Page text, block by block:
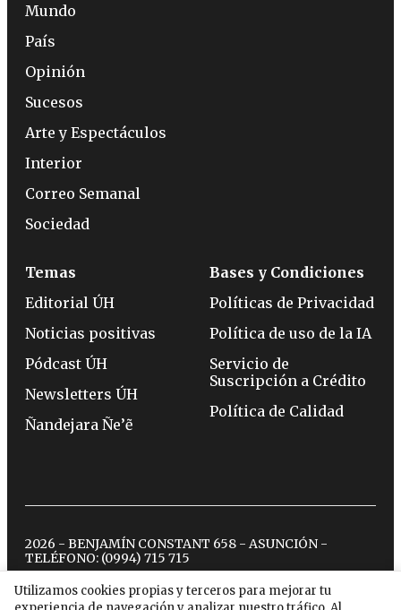
Utilizamos cookies propias y terceros para mejorar tu
Mundo
País
Opinión
Sucesos
Arte y Espectáculos
Interior
Correo Semanal
Sociedad
Temas
Editorial ÚH
Noticias positivas
Pódcast ÚH
Newsletters ÚH
Ñandejara Ñe’ẽ
Bases y Condiciones
Políticas de Privacidad
Política de uso de la IA
Servicio de
Suscripción a Crédito
Política de Calidad
2026 - BENJAMÍN CONSTANT 658 - ASUNCIÓN -
TELÉFONO: (0994) 715 715